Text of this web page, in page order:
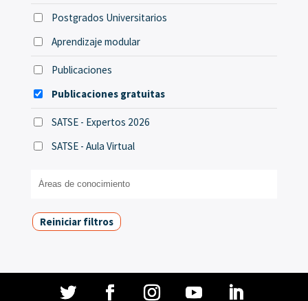
Postgrados Universitarios
Aprendizaje modular
Publicaciones
Publicaciones gratuitas
SATSE - Expertos 2026
SATSE - Aula Virtual
Reiniciar filtros